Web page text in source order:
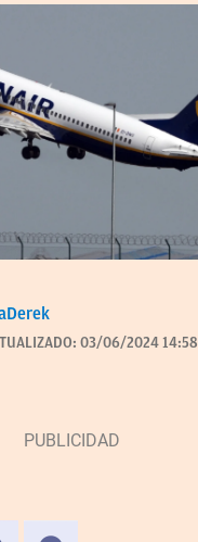
03/06/2024 14:58